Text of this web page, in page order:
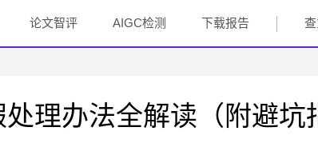
论文智评 AIGC检测 下载报告
理办法全解读（附避坑